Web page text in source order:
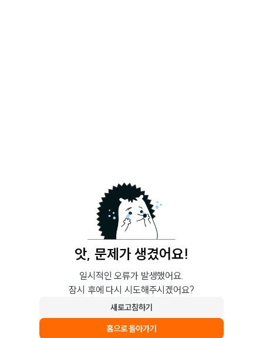
앗, 문제가 생겼어요!
일시적인 오류가 발생했어요.
잠시 후에 다시 시도해주시겠어요?
새로고침하기
홈으로 돌아가기